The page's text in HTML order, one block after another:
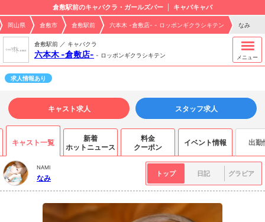
倉敷駅前のキャバクラ・ガールズバー キャバキャバ
岡山県 倉敷市 倉敷駅前 六本木 -倉敷店- - ロッポンギクラシキテン なみ
倉敷駅前 ／ キャバクラ
六本木 -倉敷店- - ロッポンギクラシキテン メニュー
求人情報あり
キャスト求人 スタッフ求人
キャスト一覧
新着
ホットニュース
料金
クーポン
イベント情報 出勤
NAMI
なみ トップ 日記 グラビア